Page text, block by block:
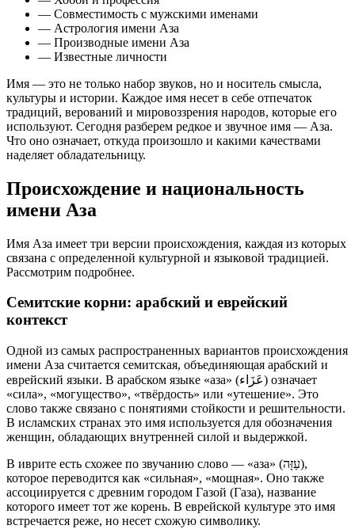
— Совместимость с мужскими именами
— Астрология имени Аза
— Производные имени Аза
— Известные личности
Имя — это не только набор звуков, но и носитель смысла,
культуры и истории. Каждое имя несет в себе отпечаток
традиций, верований и мировоззрения народов, которые его
используют. Сегодня разберем редкое и звучное имя — Аза.
Что оно означает, откуда произошло и какими качествами
наделяет обладательницу.
Происхождение и национальность
имени Аза
Имя Аза имеет три версии происхождения, каждая из которых
связана с определенной культурной и языковой традицией.
Рассмотрим подробнее.
Семитские корни: арабский и еврейский
контекст
Одной из самых распространенных вариантов происхождения
имени Аза считается семитская, объединяющая арабский и
еврейский языки. В арабском языке «аза» (عَزَاء) означает
«сила», «могущество», «твёрдость» или «утешение». Это
слово также связано с понятиями стойкости и решительности.
В исламских странах это имя используется для обозначения
женщин, обладающих внутренней силой и выдержкой.
В иврите есть схожее по звучанию слово — «аза» (עַזָּה),
которое переводится как «сильная», «мощная». Оно также
ассоциируется с древним городом Газой (Газа), название
которого имеет тот же корень. В еврейской культуре это имя
встречается реже, но несет схожую символику.